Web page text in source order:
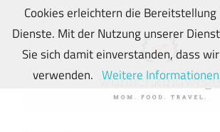
Zum
Inhalt
springen
Cookies erleichtern die
Dienste. Mit der Nutzung unserer
Sie sich damit einverstanden, dass
verwenden. Weitere Informationen